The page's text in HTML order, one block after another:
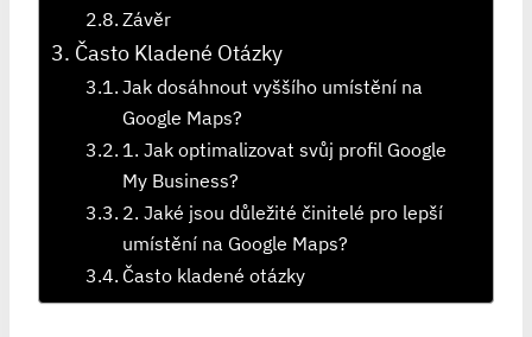
Závěr
Často Kladené Otázky
Jak dosáhnout vyššího umístění na
Google Maps?
1. Jak optimalizovat svůj profil Google
My Business?
2. Jaké jsou důležité činitelé pro lepší
umístění na Google Maps?
Často kladené otázky